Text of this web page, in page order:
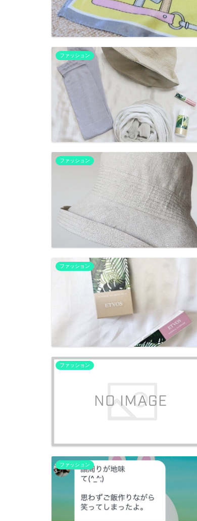
ファッション
ファッション
ファッション
ファッション
ファッション